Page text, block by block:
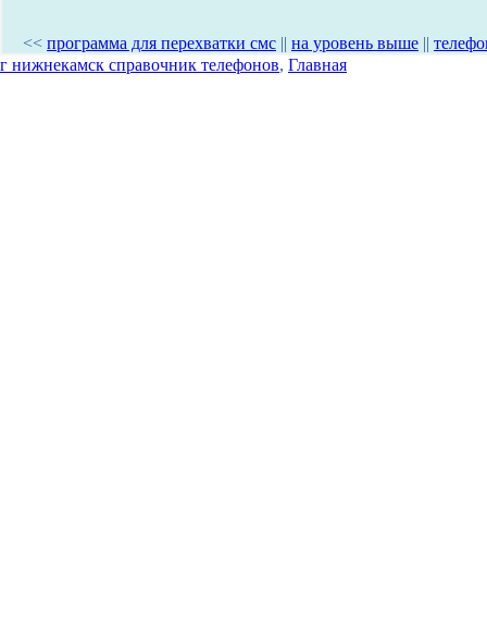
<< программа для перехватки смс || на уровень выше ||
г нижнекамск справочник телефонов, Главная